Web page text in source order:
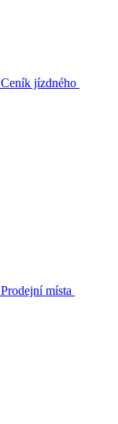
Ceník jízdného
Prodejní místa